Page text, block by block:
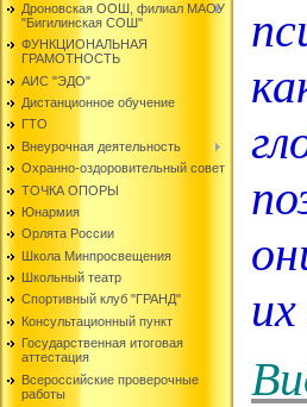
Дроновская ООШ, филиал МАОУ
"Бигилинская СОШ"
ФУНКЦИОНАЛЬНАЯ
ГРАМОТНОСТЬ
АИС "ЭДО"
Дистанционное обучение
ГТО
Внеурочная деятельность
Охранно-оздоровительный совет
ТОЧКА ОПОРЫ
Юнармия
Орлята России
Школа Минпросвещения
Школьный театр
Спортивный клуб "ГРАНД"
Консультационный пункт
Государственная итоговая
аттестация
Всероссийские проверочные
работы